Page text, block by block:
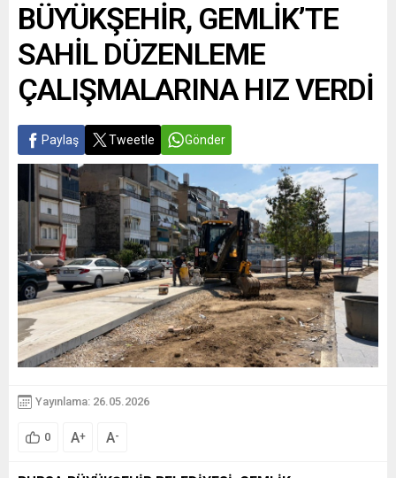
BÜYÜKŞEHİR, GEMLİK’TE
SAHİL DÜZENLEME
ÇALIŞMALARINA HIZ VERDİ
Paylaş Tweetle Gönder
Yayınlama: 26.05.2026
0 A+ A-